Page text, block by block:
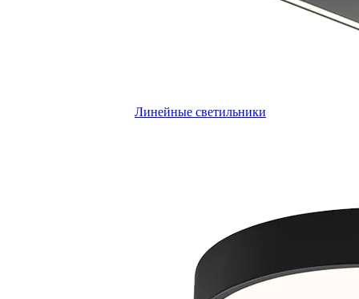
Линейные светильники